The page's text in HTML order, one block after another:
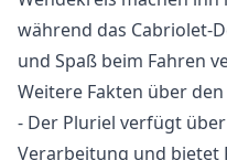
während das Cabriolet-
und Spaß beim Fahren
Weitere Fakten über
- Der Pluriel verfügt
Verarbeitung und bietet